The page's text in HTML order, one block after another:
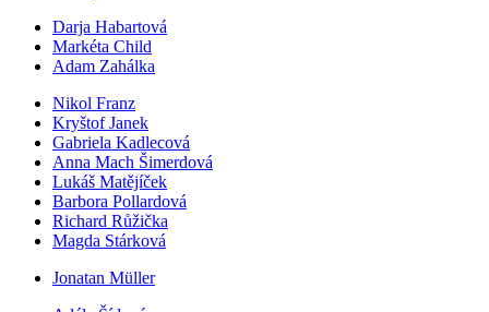
Darja Habartová
Markéta Child
Adam Zahálka
Nikol Franz
Kryštof Janek
Gabriela Kadlecová
Anna Mach Šimerdová
Lukáš Matějíček
Barbora Pollardová
Richard Růžička
Magda Stárková
Jonatan Müller